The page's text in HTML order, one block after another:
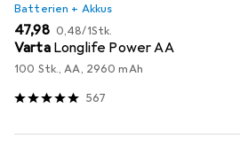
Batterien + Akkus
EUR
47,98 EUR
0,48/1Stk.
Varta Longlife Power AA
100 Stk., AA, 2960 mAh
567